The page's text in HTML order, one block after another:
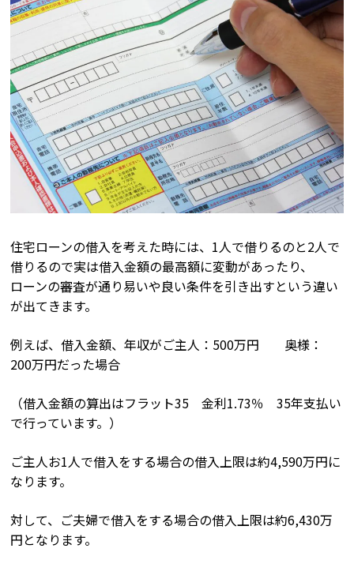
住宅ローンの借入を考えた時には、1人で借りるのと2人で
借りるので実は借入金額の最高額に変動があったり、
ローンの審査が通り易いや良い条件を引き出すという違い
が出てきます。
例えば、借入金額、年収がご主人：500万円 奥様：
200万円だった場合
（借入金額の算出はフラット35 金利1.73％ 35年支払い
で行っています。）
ご主人お1人で借入をする場合の借入上限は約4,590万円に
なります。
対して、ご夫婦で借入をする場合の借入上限は約6,430万
円となります。